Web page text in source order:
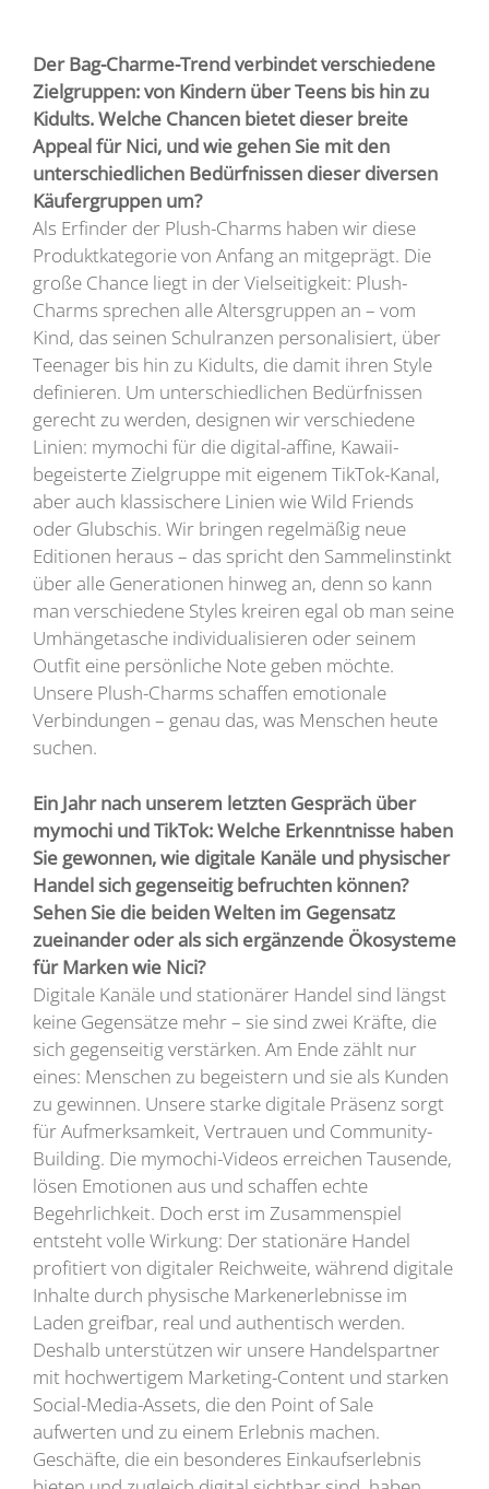
Der Bag-Charme-Trend verbindet verschiedene
Zielgruppen: von Kindern über Teens bis hin zu
Kidults. Welche Chancen bietet dieser breite
Appeal für Nici, und wie gehen Sie mit den
unterschiedlichen Bedürfnissen dieser diversen
Käufergruppen um?
Als Erfinder der Plush-Charms haben wir diese
Produktkategorie von Anfang an mitgeprägt. Die
große Chance liegt in der Vielseitigkeit: Plush-
Charms sprechen alle Altersgruppen an – vom
Kind, das seinen Schulranzen personalisiert, über
Teenager bis hin zu Kidults, die damit ihren Style
definieren. Um unterschiedlichen Bedürfnissen
gerecht zu werden, designen wir verschiedene
Linien: mymochi für die digital-affine, Kawaii-
begeisterte Zielgruppe mit eigenem TikTok-Kanal,
aber auch klassischere Linien wie Wild Friends
oder Glubschis. Wir bringen regelmäßig neue
Editionen heraus – das spricht den Sammelinstinkt
über alle Generationen hinweg an, denn so kann
man verschiedene Styles kreiren egal ob man seine
Umhängetasche individualisieren oder seinem
Outfit eine persönliche Note geben möchte.
Unsere Plush-Charms schaffen emotionale
Verbindungen – genau das, was Menschen heute
suchen.
Ein Jahr nach unserem letzten Gespräch über
mymochi und TikTok: Welche Erkenntnisse haben
Sie gewonnen, wie digitale Kanäle und physischer
Handel sich gegenseitig befruchten können?
Sehen Sie die beiden Welten im Gegensatz
zueinander oder als sich ergänzende Ökosysteme
für Marken wie Nici?
Digitale Kanäle und stationärer Handel sind längst
keine Gegensätze mehr – sie sind zwei Kräfte, die
sich gegenseitig verstärken. Am Ende zählt nur
eines: Menschen zu begeistern und sie als Kunden
zu gewinnen. Unsere starke digitale Präsenz sorgt
für Aufmerksamkeit, Vertrauen und Community-
Building. Die mymochi-Videos erreichen Tausende,
lösen Emotionen aus und schaffen echte
Begehrlichkeit. Doch erst im Zusammenspiel
entsteht volle Wirkung: Der stationäre Handel
profitiert von digitaler Reichweite, während digitale
Inhalte durch physische Markenerlebnisse im
Laden greifbar, real und authentisch werden.
Deshalb unterstützen wir unsere Handelspartner
mit hochwertigem Marketing-Content und starken
Social-Media-Assets, die den Point of Sale
aufwerten und zu einem Erlebnis machen.
Geschäfte, die ein besonderes Einkaufserlebnis